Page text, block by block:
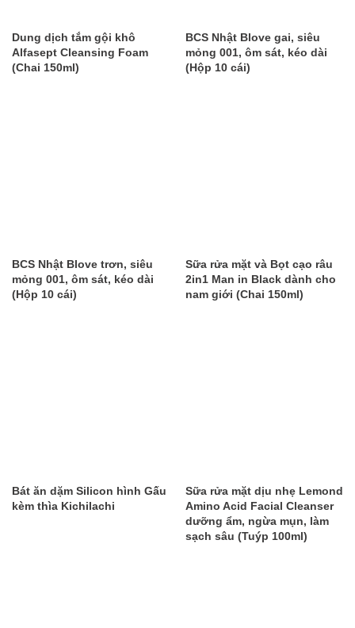
Dung dịch tắm gội khô
Alfasept Cleansing Foam
(Chai 150ml)
BCS Nhật Blove gai, siêu
mỏng 001, ôm sát, kéo dài
(Hộp 10 cái)
BCS Nhật Blove trơn, siêu
mỏng 001, ôm sát, kéo dài
(Hộp 10 cái)
Sữa rửa mặt và Bọt cạo râu
2in1 Man in Black dành cho
nam giới (Chai 150ml)
Bát ăn dặm Silicon hình Gấu
kèm thìa Kichilachi
Sữa rửa mặt dịu nhẹ Lemond
Amino Acid Facial Cleanser
dưỡng ẩm, ngừa mụn, làm
sạch sâu (Tuýp 100ml)